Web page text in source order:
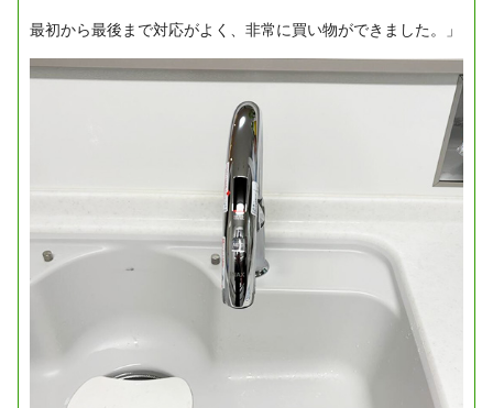
最初から最後まで対応がよく、非常に買い物ができました。」